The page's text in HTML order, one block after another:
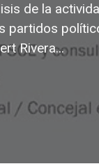
de la
partidos
Rivera...